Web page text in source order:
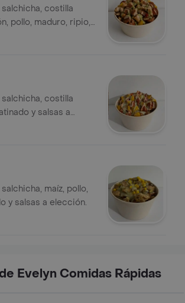
costilla
pollo, maduro, ripio,
y salsas a eleccion.
costilla
y salsas a
maíz, pollo,
y salsas a elección.
Evelyn Comidas Rápidas